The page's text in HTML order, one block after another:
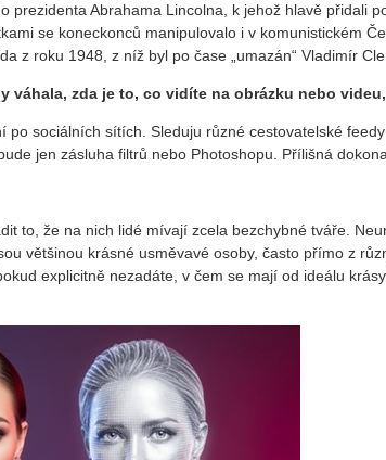
prezidenta Abrahama Lincolna, k jehož hlavě přidali
se koneckonců manipulovalo i v komunistickém
z roku 1948, z níž byl po čase „umazán“ Vladimír
váhala, zda je to, co vidíte na obrázku nebo
po sociálních sítích. Sleduju různé cestovatelské
jen zásluha filtrů nebo Photoshopu. Přílišná
to, že na nich lidé mívají zcela bezchybné tváře.
většinou krásné usměvavé osoby, často přímo z
explicitně nezadáte, v čem se mají od ideálu